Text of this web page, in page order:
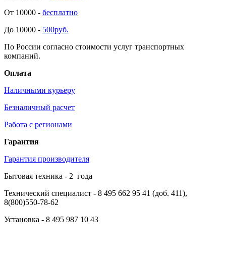
От 10000 - бесплатно
До 10000 - 500руб.
По России согласно стоимости услуг транспортных
компаний.
Оплата
Наличными курьеру
Безналичный расчет
Работа с регионами
Гарантия
Гарантия производителя
Бытовая техника - 2 года
Технический специалист - 8 495 662 95 41 (доб. 411),
8(800)550-78-62
Установка - 8 495 987 10 43